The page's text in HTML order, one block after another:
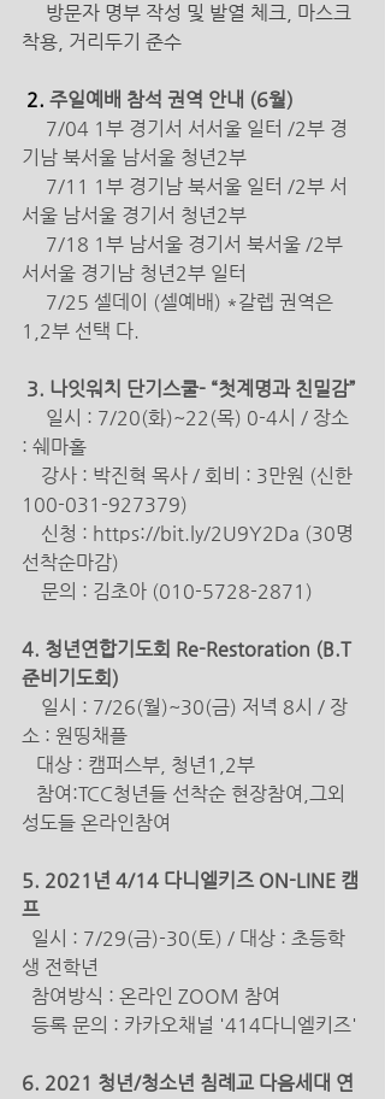
방문자 명부 작성 및 발열 체크, 마스크
착용, 거리두기 준수
2. 주일예배 참석 권역 안내 (6월)
기남 북서울 남서울 청년2부
서울 남서울 경기서 청년2부
서서울 경기남 청년2부 일터
1,2부 선택 다.
3. 나잇워치 단기스쿨- “첫계명과 친밀감”
일시 : 7/20(화)~22(목) 0-4시 / 장소
: 쉐마홀
100-031-927379)
선착순마감)
문의 : 김초아 (010-5728-2871)
4. 청년연합기도회 Re-Restoration (B.T
준비기도회)
일시 : 7/26(월)~30(금) 저녁 8시 / 장
소 : 원띵채플
   대상 : 캠퍼스부, 청년1,2부
성도들 온라인참여
5. 2021년 4/14 다니엘키즈 ON-LINE 캠
프
일시 : 7/29(금)-30(토) / 대상 : 초등학
생 전학년
  참여방식 : 온라인 ZOOM 참여
  등록 문의 : 카카오채널 '414다니엘키즈'
6. 2021 청년/청소년 침례교 다음세대 연